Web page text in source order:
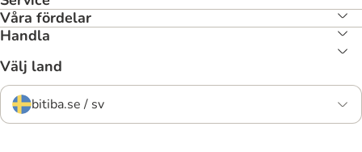
Våra fördelar
Handla
Välj land
bitiba.se / sv